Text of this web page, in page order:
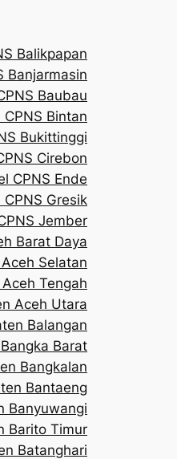
Balikpapan
Banjarmasin
Baubau
CPNS Bintan
Bukittinggi
Cirebon
CPNS Ende
CPNS Gresik
Jember
Barat Daya
Selatan
Tengah
Aceh Utara
Balangan
Barat
Bangkalan
Bantaeng
Banyuwangi
Barito Timur
Batanghari